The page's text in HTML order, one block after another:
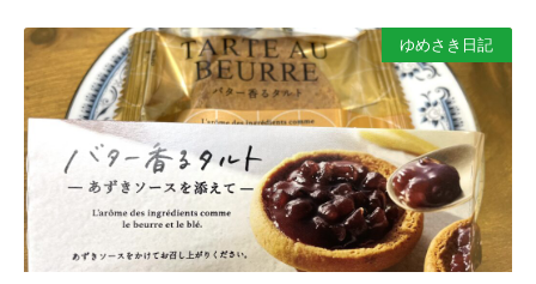
ゆめさき日記